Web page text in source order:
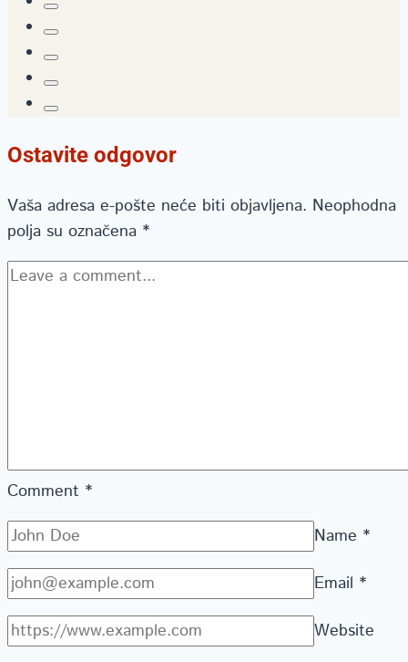
Ostavite odgovor
Vaša adresa e-pošte neće biti objavljena. Neophodna
polja su označena *
Comment *
Name *
Email *
Website